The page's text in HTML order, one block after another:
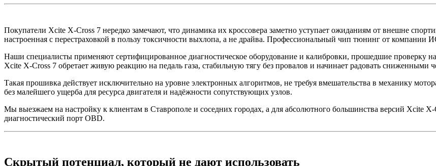
Покупатели Xcite X-Cross 7 нередко замечают, что динамика их кроссовера заметно уступает ожиданиям от внешне
настроенная с перестраховкой в пользу токсичности выхлопа, а не драйва. Профессиональный чип тюнинг от
Наши специалисты применяют сертифицированное диагностическое оборудование и калибровки, прошедшие проверку
Xcite X-Cross 7 обретает живую реакцию на педаль газа, стабильную тягу без провалов и начинает радовать сниженными
Такая прошивка действует исключительно на уровне электронных алгоритмов, не требуя вмешательства в механику
без малейшего ущерба для ресурса двигателя и надёжности сопутствующих узлов.
Мы выезжаем на настройку к клиентам в Ставрополе и соседних городах, а для абсолютного большинства версий Xcite X-
диагностический порт OBD.
Скрытый потенциал, который не дают использовать